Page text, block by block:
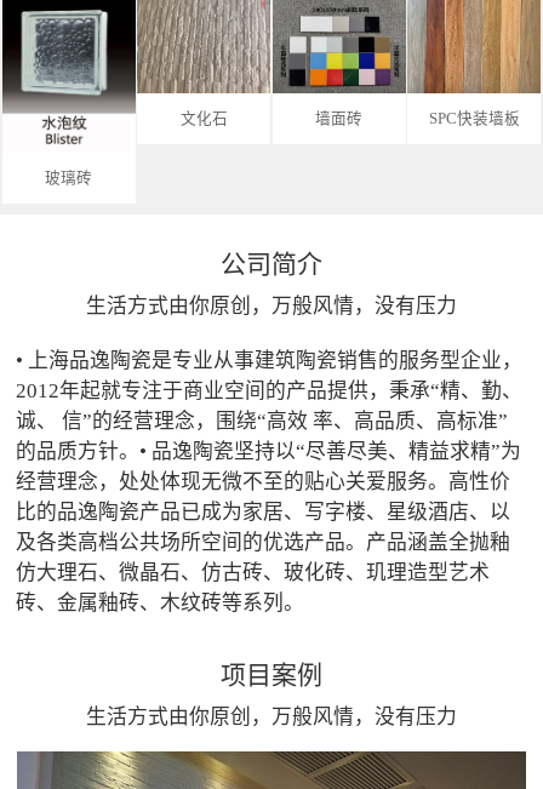
玻璃砖
文化石 墙面砖 SPC快装墙板
公司简介
生活方式由你原创，万般风情，没有压力
• 上海品逸陶瓷是专业从事建筑陶瓷销售的服务型企业，
2012年起就专注于商业空间的产品提供，秉承“精、勤、
诚、 信”的经营理念，围绕“高效 率、高品质、高标准”
的品质方针。• 品逸陶瓷坚持以“尽善尽美、精益求精”为
经营理念，处处体现无微不至的贴心关爱服务。高性价
比的品逸陶瓷产品已成为家居、写字楼、星级酒店、以
及各类高档公共场所空间的优选产品。产品涵盖全抛釉
仿大理石、微晶石、仿古砖、玻化砖、玑理造型艺术
砖、金属釉砖、木纹砖等系列。
项目案例
生活方式由你原创，万般风情，没有压力